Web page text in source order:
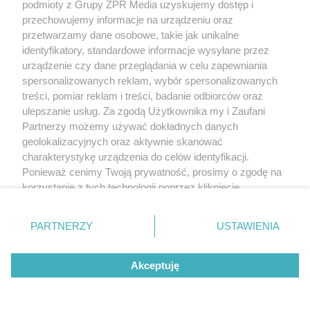
PIŁKA NOŻNA
Mecz Jagiellonia Białystok.
zostało przełożone
podmioty z Grupy ZPR Media uzyskujemy dostęp i
przechowujemy informacje na urządzeniu oraz
przetwarzamy dane osobowe, takie jak unikalne
identyfikatory, standardowe informacje wysyłane przez
urządzenie czy dane przeglądania w celu zapewniania
spersonalizowanych reklam, wybór spersonalizowanych
treści, pomiar reklam i treści, badanie odbiorców oraz
ulepszanie usług. Za zgodą Użytkownika my i Zaufani
Partnerzy możemy używać dokładnych danych
geolokalizacyjnych oraz aktywnie skanować
charakterystykę urządzenia do celów identyfikacji.
Ponieważ cenimy Twoją prywatność, prosimy o zgodę na
korzystanie z tych technologii poprzez kliknięcie
zmienić/wycofać klikając przycisk ustawień prywatności
znajdujący się w lewym dolnym rogu strony
rodzaje przetwarzania danych nie wymagają zgody
użytkownika, ale masz prawo sprzeciwić się takiemu
przetwarzaniu. Preferencje będą miały zastosowanie tylko
PARTNERZY USTAWIENIA
Akceptuję